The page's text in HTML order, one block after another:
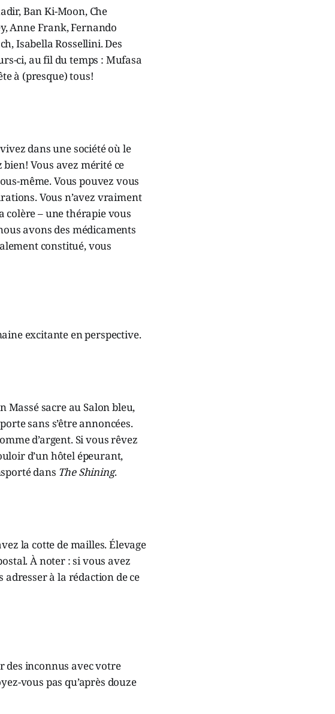
Ban Ki-Moon, Che
Anne Frank, Fernando
Isabella Rossellini. Des
ci, au fil du temps : Mufasa
à (presque) tous!
dans une société où le
Vous avez mérité ce
même. Vous pouvez vous
Vous n’avez vraiment
colère – une thérapie vous
avons des médicaments
constitué, vous
excitante en perspective.
Massé sacre au Salon bleu,
sans s’être annoncées.
d’argent. Si vous rêvez
d’un hôtel épeurant,
dans The Shining.
la cotte de mailles. Élevage
À noter : si vous avez
à la rédaction de ce
des inconnus avec votre
vous pas qu’après douze